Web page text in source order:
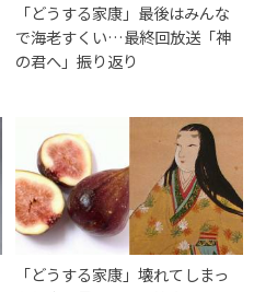
「どうする家康」最後はみんな
で海老すくい…最終回放送「神
の君へ」振り返り
「どうする家康」壊れてしまっ